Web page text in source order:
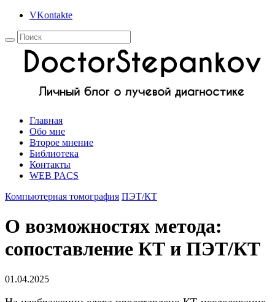
VKontakte
Главная
Обо мне
Второе мнение
Библиотека
Контакты
WEB PACS
Компьютерная томография ПЭТ/КТ
О возможностях метода:
сопоставление КТ и ПЭТ/КТ
01.04.2025